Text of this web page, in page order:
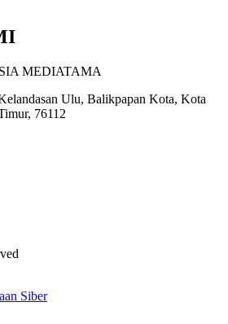
MEDIATAMA
Ulu, Balikpapan Kota, Kota
76112
Siber